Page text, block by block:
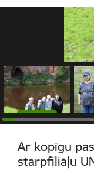
Ar kopīgu
starpfiliāļu